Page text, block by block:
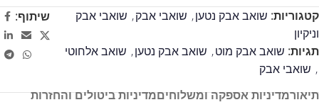
קטגוריות: שואב אבק נטען, שואבי אבק, שואבי אבק
וניקיון
תגיות: שואב אבק מוט, שואב אבק נטען, שואב אלחוטי
, שואבי אבק
שיתוף:
תיאורמדיניות אספקה ומשלוחיםמדיניות ביטולים והחזרות